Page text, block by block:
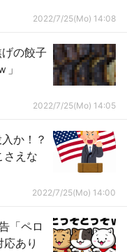
2022/7/25(Mo) 14:08
の餃子
2022/7/25(Mo) 14:05
か！？
さえな
2022/7/25(Mo) 14:00
「ペロ
あり